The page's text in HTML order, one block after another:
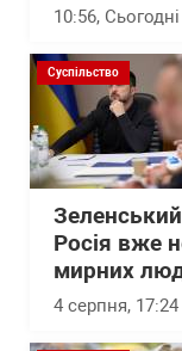
10:56, Сьогодні
Суспільство
Росія вже
мирних
4 серпня, 17:24